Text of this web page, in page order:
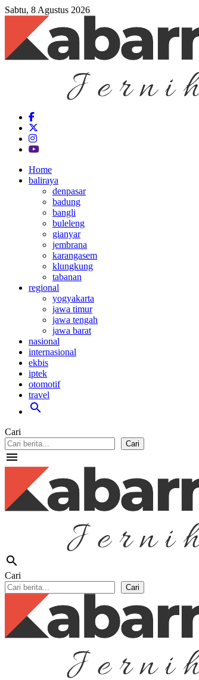
Sabtu, 8 Agustus 2026
Home
baliraya
denpasar
badung
bangli
buleleng
gianyar
jembrana
karangasem
klungkung
tabanan
regional
yogyakarta
jawa timur
jawa tengah
jawa barat
nasional
internasional
ekbis
iptek
otomotif
travel
search
Cari
Cari
menu
search
Cari
Cari